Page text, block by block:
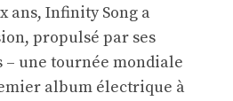
ans, Infinity Song a
propulsé par ses
– une tournée mondiale
album électrique à